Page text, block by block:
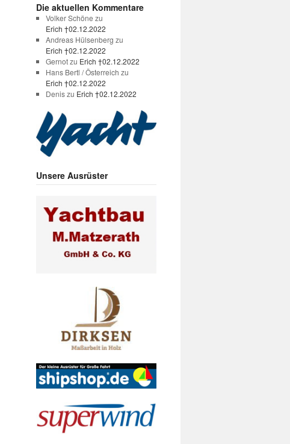
Die aktuellen Kommentare
Volker Schöne zu
Erich †02.12.2022
Andreas Hülsenberg zu
Erich †02.12.2022
Gernotzu Erich †02.12.2022
Hans Bertl / Österreich zu
Erich †02.12.2022
Deniszu Erich †02.12.2022
Unsere Ausrüster